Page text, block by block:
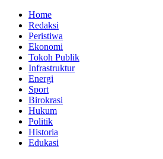
Home
Redaksi
Peristiwa
Ekonomi
Tokoh Publik
Infrastruktur
Energi
Sport
Birokrasi
Hukum
Politik
Historia
Edukasi